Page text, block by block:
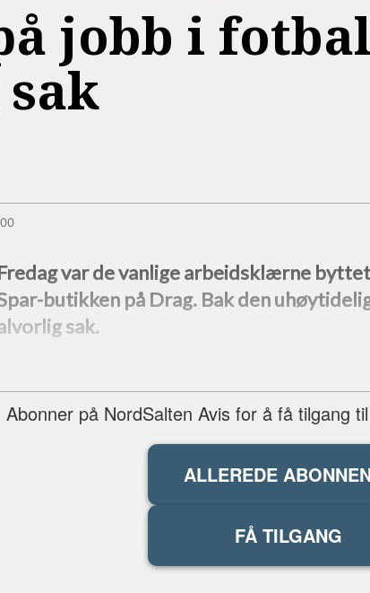
jobb i
var de vanlige arbeidsklærne
butikken på Drag. Bak den
sak.
Abonner på NordSalten Avis for å få tilgang
ALLEREDE
FÅ TILGANG